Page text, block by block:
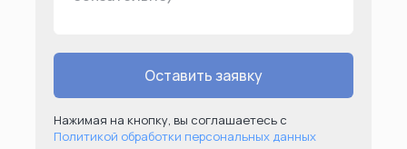
Оставить заявку
Нажимая на кнопку, вы соглашаетесь с
Политикой обработки персональных данных